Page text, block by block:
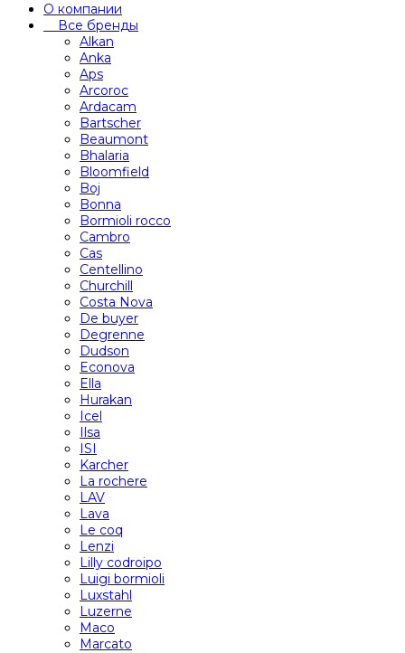
О компании
Все бренды
Alkan
Anka
Aps
Arcoroc
Ardacam
Bartscher
Beaumont
Bhalaria
Bloomfield
Boj
Bonna
Bormioli rocco
Cambro
Cas
Centellino
Churchill
Costa Nova
De buyer
Degrenne
Dudson
Econova
Ella
Hurakan
Icel
Ilsa
ISI
Karcher
La rochere
LAV
Lava
Le coq
Lenzi
Lilly codroipo
Luigi bormioli
Luxstahl
Luzerne
Maco
Marcato